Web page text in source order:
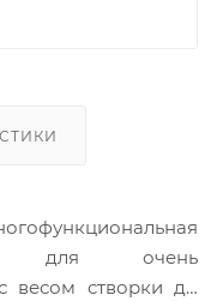
для очень
весом створки до